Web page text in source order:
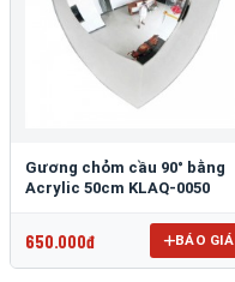
Gương chỏm cầu 90° bằng
Acrylic 50cm KLAQ-0050
650.000đ BÁO GIÁ